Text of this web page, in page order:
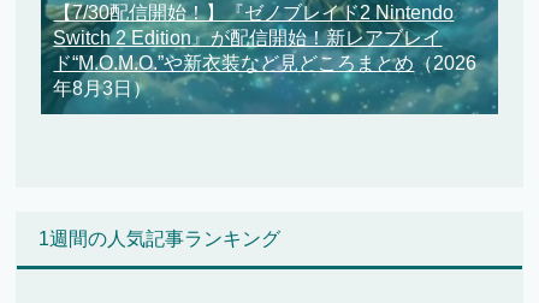
【7/30配信開始！】『ゼノブレイド2 Nintendo
Switch 2 Edition』が配信開始！新レアブレイ
ド“M.O.M.O.”や新衣装など見どころまとめ（2026
年8月3日）
1週間の人気記事ランキング